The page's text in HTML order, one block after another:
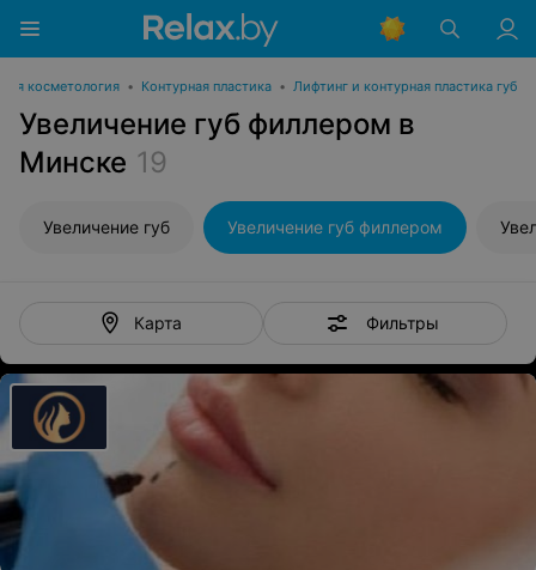
косметология • Контурная пластика • Лифтинг и контурная пластика губ
Увеличение губ филлером в
Минске 19
Увеличение губ Увеличение губ филлером
Карта Фильтры